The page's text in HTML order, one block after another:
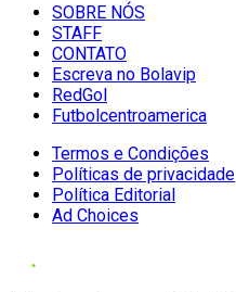
SOBRE NÓS
STAFF
CONTATO
Escreva no Bolavip
RedGol
Futbolcentroamerica
Termos e Condições
Políticas de privacidade
Política Editorial
Ad Choices